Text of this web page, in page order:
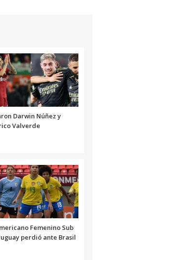
Darwin Núñez y
Valverde
Femenino Sub
perdió ante Brasil